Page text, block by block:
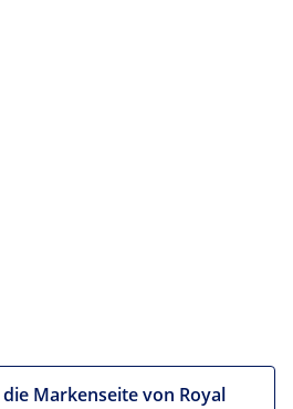
die Markenseite von Royal